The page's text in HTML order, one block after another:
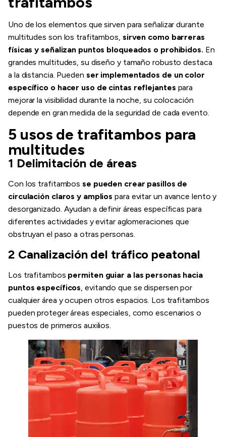
Uno de los elementos que sirven para señalizar durante
multitudes son los trafitambos, sirven como barreras
físicas y señalizan puntos bloqueados o prohibidos. En
grandes multitudes, su diseño y tamaño robusto destaca
a la distancia. Pueden ser implementados de un color
específico o hacer uso de cintas reflejantes para
mejorar la visibilidad durante la noche, su colocación
depende en gran medida de la seguridad de cada evento.
5 usos de trafitambos para
multitudes
1 Delimitación de áreas
Con los trafitambos se pueden crear pasillos de
circulación claros y amplios para evitar un avance lento y
desorganizado. Ayudan a definir áreas específicas para
diferentes actividades y evitar aglomeraciones que
obstruyan el paso a otras personas.
2 Canalización del tráfico peatonal
Los trafitambos permiten guiar a las personas hacia
puntos específicos, evitando que se dispersen por
cualquier área y ocupen otros espacios. Los trafitambos
pueden proteger áreas especiales, como escenarios o
puestos de primeros auxilios.